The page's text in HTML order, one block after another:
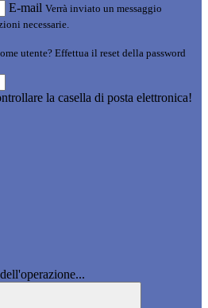
E-mail Verrà inviato un messaggio
necessarie.
utente? Effettua il reset della password
la casella di posta elettronica!